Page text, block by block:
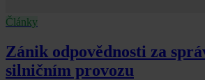
Články
Zánik odpovědnosti za
silničním provozu